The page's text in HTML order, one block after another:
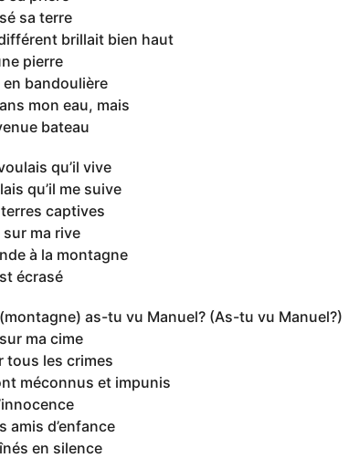
sa terre
brillait bien haut
pierre
en bandoulière
mon eau, mais
bateau
qu’il vive
qu’il me suive
captives
sur ma rive
à la montagne
écrasé
as-tu vu Manuel? (As-tu vu Manuel?)
ma cime
tous les crimes
méconnus et impunis
amis d’enfance
en silence